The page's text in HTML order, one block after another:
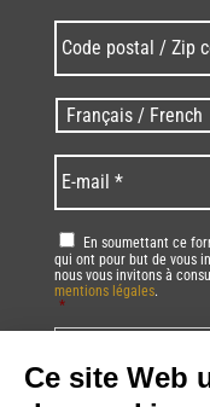
postal
/
Zip
code
* *
Langues
/
Language *
mail *
RGPD *
En soumettant ce
qui ont pour but de vous
nous vous invitons à
mentions légales.
*